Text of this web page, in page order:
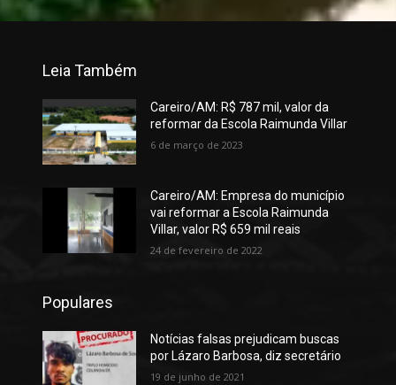
Leia Também
Careiro/AM: R$ 787 mil, valor da
reformar da Escola Raimunda Villar
6 de março de 2023
Careiro/AM: Empresa do município
vai reformar a Escola Raimunda
Villar, valor R$ 659 mil reais
24 de fevereiro de 2022
Populares
Notícias falsas prejudicam buscas
por Lázaro Barbosa, diz secretário
19 de junho de 2021